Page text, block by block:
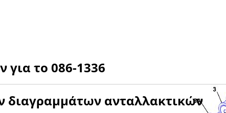
για το 086-1336
διαγραμμάτων ανταλλακτικών